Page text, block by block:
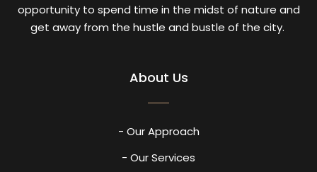
opportunity to spend time in the midst of nature and
get away from the hustle and bustle of the city.
About Us
- Our Approach
- Our Services